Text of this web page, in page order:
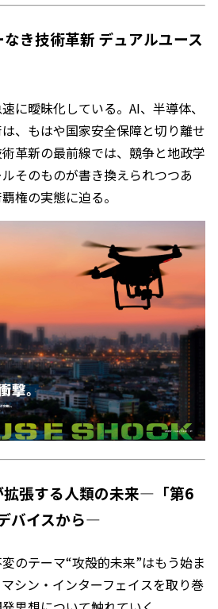
なき技術革新 デュアルユース
に曖昧化している。AI、半導体、
、もはや国家安全保障と切り離せ
革新の最前線では、競争と地政学
そのものが書き換えられつつあ
権の実態に迫る。
拡張する人類の未来―「第6
バイスから―
のテーマ“攻殻的未来”はもう始ま
シン・インターフェイスを取り巻